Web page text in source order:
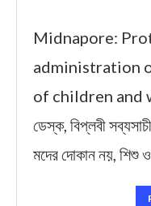
Midnapore:
administration
of children and
ডেস্ক, বিপ্লবী
মদের দোকান নয়, শিশু